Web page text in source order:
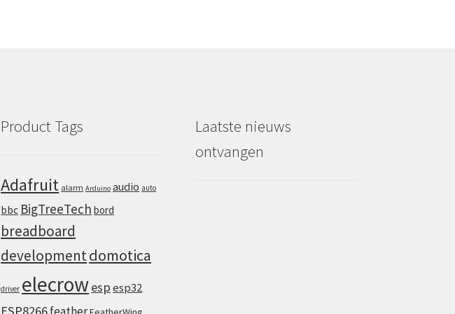
Product Tags
Adafruit alarm Arduino audio auto
bbc BigTreeTech bord
breadboard
developmentdomotica
driver elecrowespesp32
Laatste nieuws
ontvangen